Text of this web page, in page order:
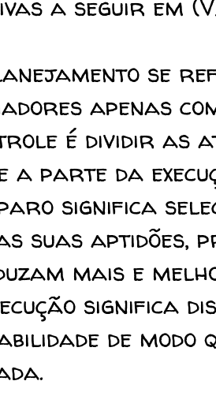
a seguir em
se
apenas
é dividir as
a parte da
significa
suas
mais e
significa
de modo